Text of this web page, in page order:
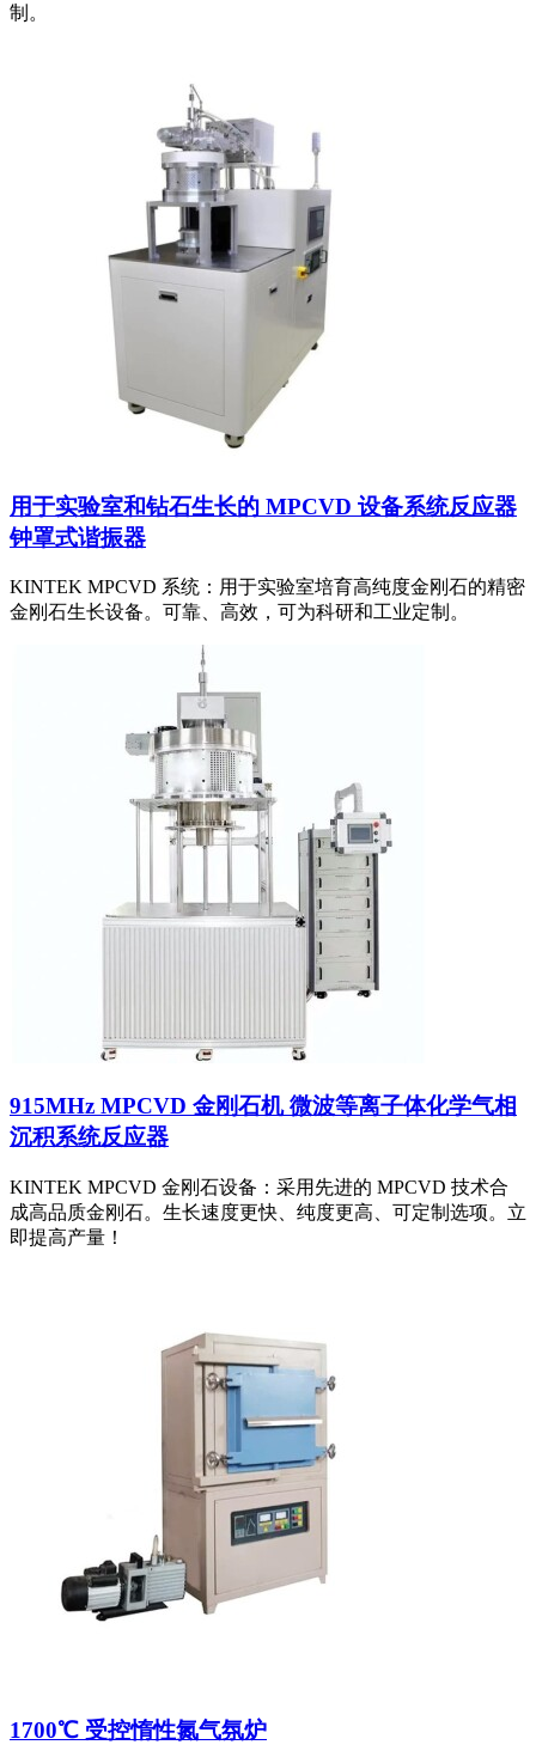
制。
用于实验室和钻石生长的 MPCVD 设备系统反应器
钟罩式谐振器
KINTEK MPCVD 系统：用于实验室培育高纯度金刚石的精密
金刚石生长设备。可靠、高效，可为科研和工业定制。
915MHz MPCVD 金刚石机 微波等离子体化学气相
沉积系统反应器
KINTEK MPCVD 金刚石设备：采用先进的 MPCVD 技术合
成高品质金刚石。生长速度更快、纯度更高、可定制选项。立
即提高产量！
1700℃ 受控惰性氮气氛炉